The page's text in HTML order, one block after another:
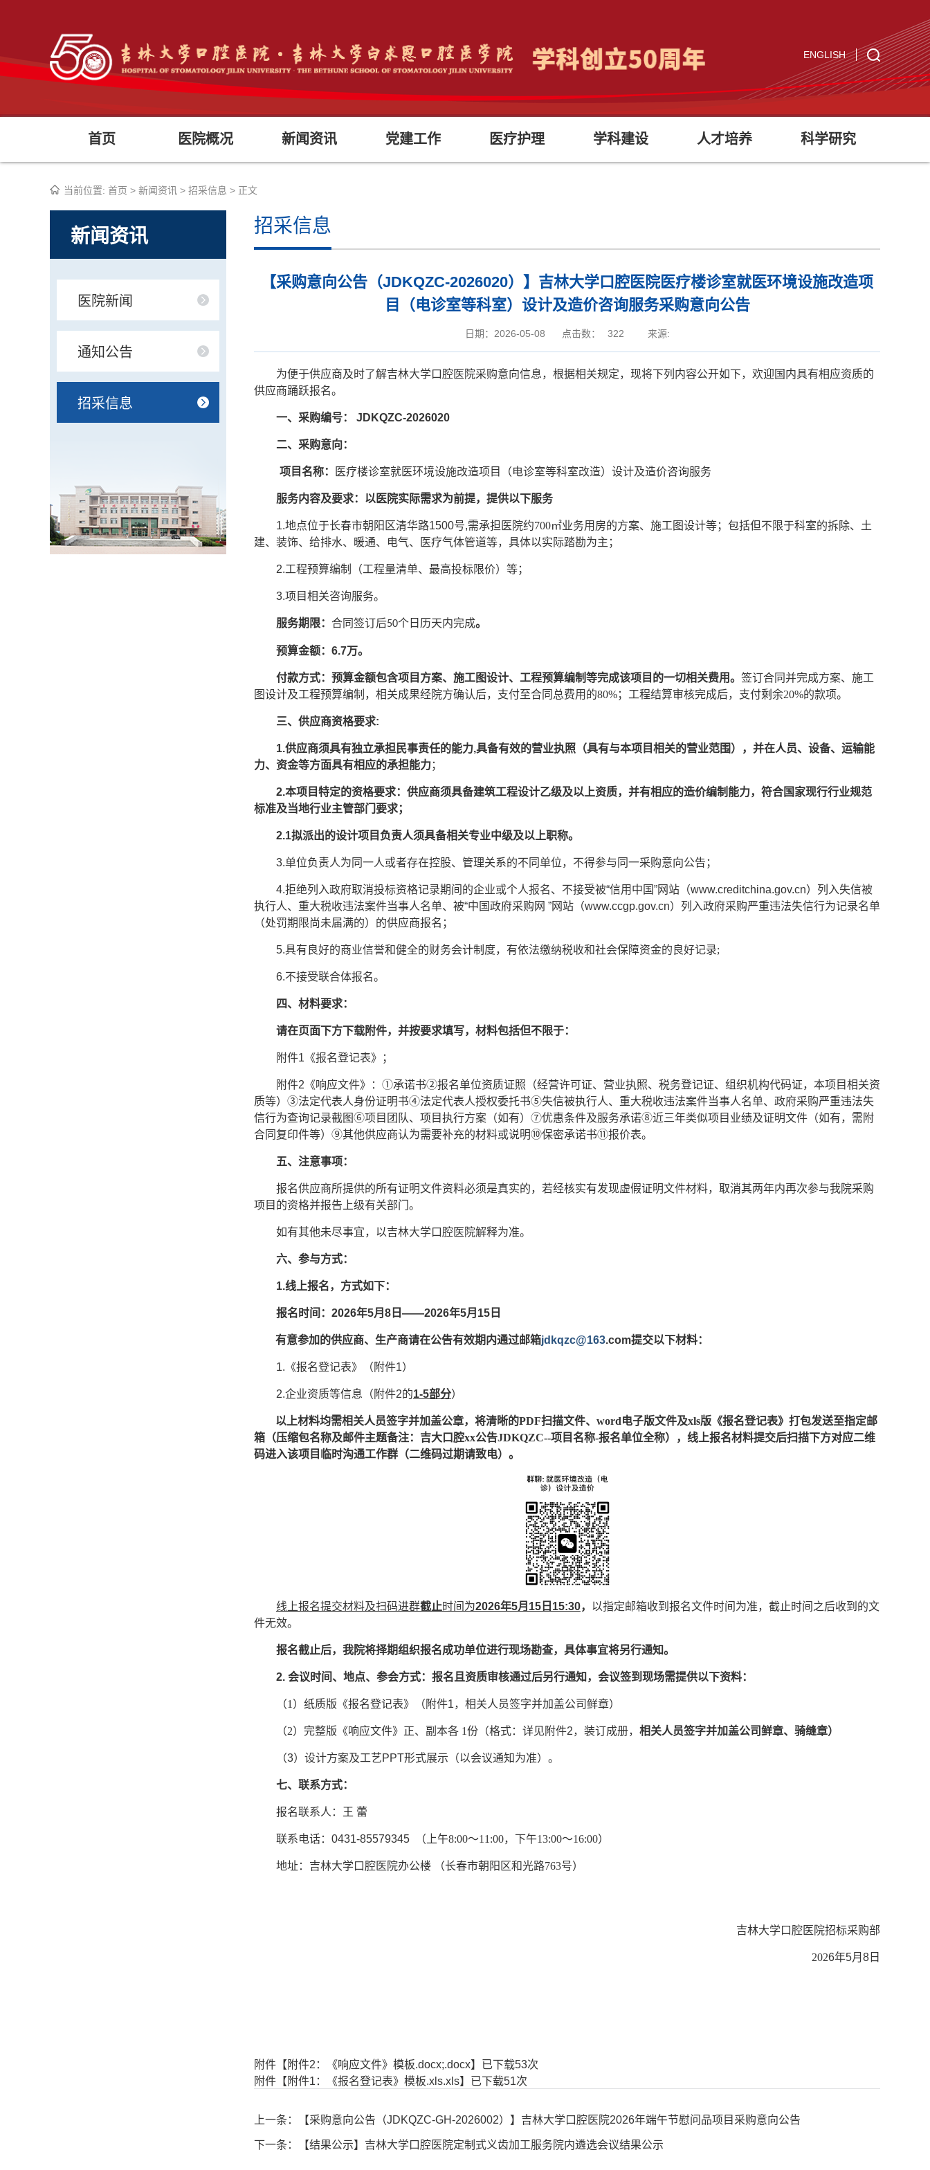
ENGLISH
首页 医院概况 新闻资讯 党建工作 医疗护理 学科建设 人才培养 科学研究
当前位置: 首页 > 新闻资讯 > 招采信息 > 正文
新闻资讯
医院新闻
通知公告
招采信息
招采信息
【采购意向公告（JDKQZC-2026020）】吉林大学口腔医院医疗楼诊室就医环境设施改造项
目（电诊室等科室）设计及造价咨询服务采购意向公告
日期：2026-05-08 点击数： 322 来源:
为便于供应商及时了解吉林大学口腔医院采购意向信息，根据相关规定，现将下列内容公开如下，欢迎国内具有相应资质的
供应商踊跃报名。
一、 采购编号： JDKQZC-2026020
二、 采购意向：
项目名称： 医疗楼诊室就医环境设施改造项目（电诊室等科室改造）设计及造价咨询服务
服务内容及要求：以医院实际需求为前提，提供以下服务
1.地点位于长春市朝阳区清华路1500号,需承担医院约700㎡业务用房的方案、施工图设计等；包括但不限于科室的拆除、土
建、装饰、给排水、暖通、电气、医疗气体管道等， 具体以实际踏勘为主 ；
2.工程预算编制（工程量清单、最高投标限价）等；
3.项目相关咨询服务。
服务期限： 合同签订后50个日历天内完成。
预算金额： 6.7万。
付款方式： 预算金额包含项目方案、施工图设计、工程预算编制等完成该项目的一切相关费用。 签订合同并完成方案、施工
图设计及工程预算编制，相关成果经院方确认后，支付至合同总费用的80%；工程结算审核完成后，支付剩余20%的款项。
三、 供应商资格要求:
1.供应商须具有独立承担民事责任的能力,具备有效的营业执照（具有与本项目相关的营业范围），并在人员、设备、运输能
力、资金等方面具有相应的承担能力；
2.本项目特定的资格要求：供应商须具备建筑工程设计乙级及以上资质，并有相应的造价编制能力，符合国家现行行业规范
标准及当地行业主管部门要求；
2.1拟派出的设计项目负责人须具备相关专业中级及以上职称。
3.单位负责人为同一人或者存在控股、管理关系的不同单位，不得参与同一采购意向公告；
4.拒绝列入政府取消投标资格记录期间的企业或个人报名、不接受被“信用中国”网站（www.creditchina.gov.cn）列入失信被
执行人、重大税收违法案件当事人名单、被“中国政府采购网 ”网站（www.ccgp.gov.cn）列入政府采购严重违法失信行为记录名单
（处罚期限尚未届满的）的供应商报名；
5.具有良好的商业信誉和健全的财务会计制度， 有依法缴纳税收和社会保障资金的良好记录;
6.不接受联合体报名。
四、材料要求：
请在页面下方下载附件，并按要求填写，材料包括但不限于：
附件1 《报名登记表》；
附件2 《响应文件》： ①承诺书②报名单位资质证照（经营许可证、营业执照、税务登记证、组织机构代码证，本项目相关资
质等）③法定代表人身份证明书④法定代表人授权委托书⑤失信被执行人、重大税收违法案件当事人名单、政府采购严重违法失
信行为查询记录截图⑥项目团队、项目执行方案（如有）⑦优惠条件及服务承诺⑧近三年类似项目业绩及证明文件 （如有，需附
合同 复印件等） ⑨其他供应商认为需要补充的材料或说明⑩保密承诺书⑪报价表。
五、注意事项：
报名供应商所提供的所有证明文件资料必须是真实的，若经核实有发现虚假证明文件材料，取消其两年内再次参与我院采购
项目的资格并报告上级有关部门。
如有其他未尽事宜，以吉林大学口腔医院解释为准。
六、参与方式：
1.线上报名，方式如下：
报名时间： 2026年5月8日——2026年5月15日
有意参加的供应商、生产商请在公告有效期内通过邮箱jdkqzc@163.com提交以下材料：
1.《报名登记表》（附件1）
2.企业资质等信息（附件2的1-5部分）
以上材料均需相关人员签字并加盖公章，将清晰的PDF扫描文件、word电子版文件及xls版《报名登记表》打包发送至指定邮
箱（压缩包名称及邮件主题备注：吉大口腔xx公告JDKQZC--项目名称-报名单位全称），线上报名材料提交后扫描下方对应二维
码进入该项目临时沟通工作群（二维码过期请致电）。
线上报名提交材料及扫码进群截止时间为2026年5月 15 日 15:30， 以指定邮箱收到报名文件时间为准，截止时间之后收到的文
件无效。
报名截止后，我院将择期组织报名成功单位进行现场勘查，具体事宜将另行通知。
2. 会议时间、地点、参会方式： 报名且资质审核通过后另行通知 ， 会议签到现场需提供以下资料：
（1）纸质版《报名登记表》（附件1，相关人员签字并加盖公司鲜章）
（2）完整版《响应文件》正、副本各 1份（格式：详见附件2，装订成册， 相关人员签字并加盖公司鲜章、骑缝章）
（3）设计方案及工艺PPT形式展示（以会议通知为准）。
七、联系方式：
报名联系人：王 蕾
联系电话： 0431-85579345 （上午8:00～11:00，下午13:00～16:00）
地址：吉林大学口腔医院办公楼 （长春市朝阳区和光路763号）
吉林大学口腔医院招标采购部
2026年5月 8 日
附件【 附件2：《响应文件》模板.docx;.docx】已下载53次
附件【 附件1：《报名登记表》模板.xls.xls】已下载51次
上一条：【采购意向公告（JDKQZC-GH-2026002）】吉林大学口腔医院2026年端午节慰问品项目采购意向公告
下一条：【结果公示】吉林大学口腔医院定制式义齿加工服务院内遴选会议结果公示